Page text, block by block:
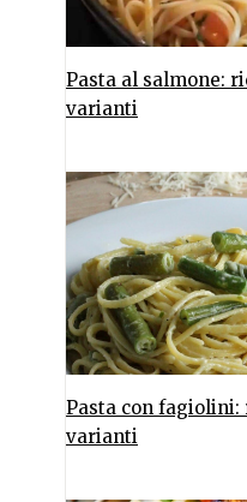
Pasta al salmone:
varianti
Pasta con
varianti